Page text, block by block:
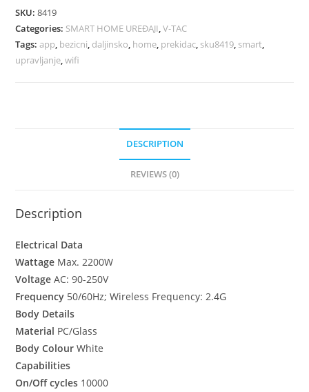
SKU:8419
Categories: SMART HOME UREĐAJI,V-TAC
Tags:app, bezicni, daljinsko, home, prekidac, sku8419, smart,
upravljanje,wifi
DESCRIPTION
REVIEWS (0)
Description
Electrical Data
Wattage Max. 2200W
VoltageAC: 90-250V
Frequency 50/60Hz; Wireless Frequency: 2.4G
Body Details
Material PC/Glass
Body ColourWhite
Capabilities
On/Off cycles 10000